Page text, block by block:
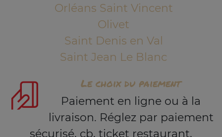
Orléans Saint Vincent
Olivet
Saint Denis en Val
Saint Jean Le Blanc
Le choix du paiement
Paiement en ligne ou à la
livraison. Réglez par paiement
sécurisé, cb, ticket restaurant,